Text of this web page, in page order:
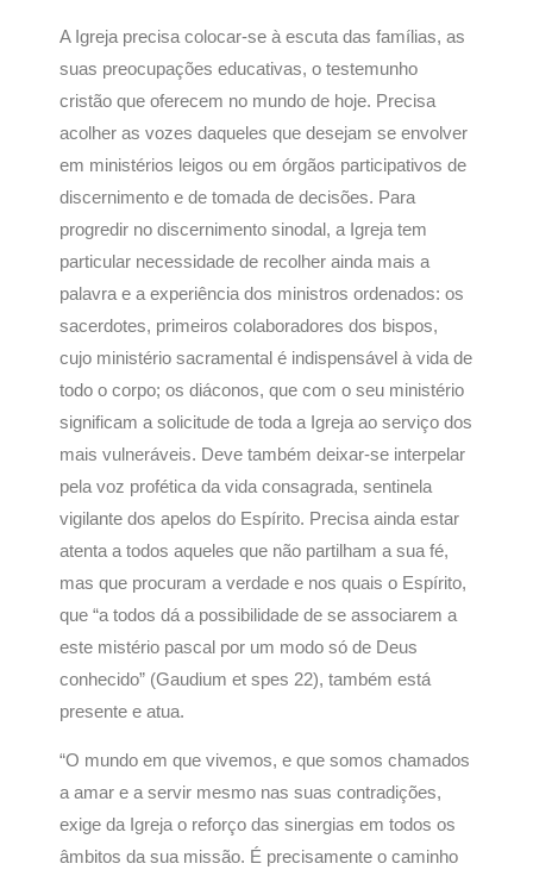
A Igreja precisa colocar-se à escuta das famílias, as
suas preocupações educativas, o testemunho
cristão que oferecem no mundo de hoje. Precisa
acolher as vozes daqueles que desejam se envolver
em ministérios leigos ou em órgãos participativos de
discernimento e de tomada de decisões. Para
progredir no discernimento sinodal, a Igreja tem
particular necessidade de recolher ainda mais a
palavra e a experiência dos ministros ordenados: os
sacerdotes, primeiros colaboradores dos bispos,
cujo ministério sacramental é indispensável à vida de
todo o corpo; os diáconos, que com o seu ministério
significam a solicitude de toda a Igreja ao serviço dos
mais vulneráveis. Deve também deixar-se interpelar
pela voz profética da vida consagrada, sentinela
vigilante dos apelos do Espírito. Precisa ainda estar
atenta a todos aqueles que não partilham a sua fé,
mas que procuram a verdade e nos quais o Espírito,
que “a todos dá a possibilidade de se associarem a
este mistério pascal por um modo só de Deus
conhecido” (Gaudium et spes 22), também está
presente e atua.
“O mundo em que vivemos, e que somos chamados
a amar e a servir mesmo nas suas contradições,
exige da Igreja o reforço das sinergias em todos os
âmbitos da sua missão. É precisamente o caminho